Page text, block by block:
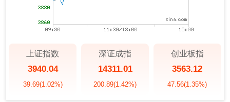
上证指数
3940.04
39.69(1.02%)
深证成指
14311.01
200.89(1.42%)
创业板指
3563.12
47.56(1.35%)